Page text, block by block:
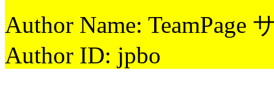
Author Name: TeamPage
Author ID: jpbo